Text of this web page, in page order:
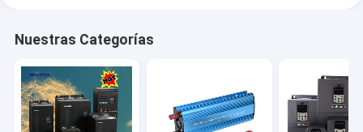
Nuestras Categorías